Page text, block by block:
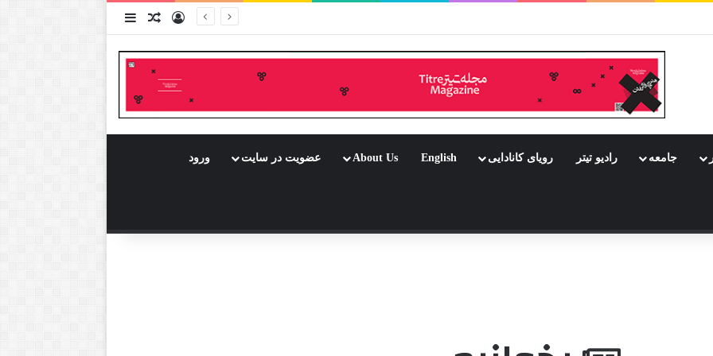
جشن باشد ورودنوشته تصادفی
سایدبار
جامعه رادیو تیتر رویای کانادایی English
About Us عضویت در سایت ورود